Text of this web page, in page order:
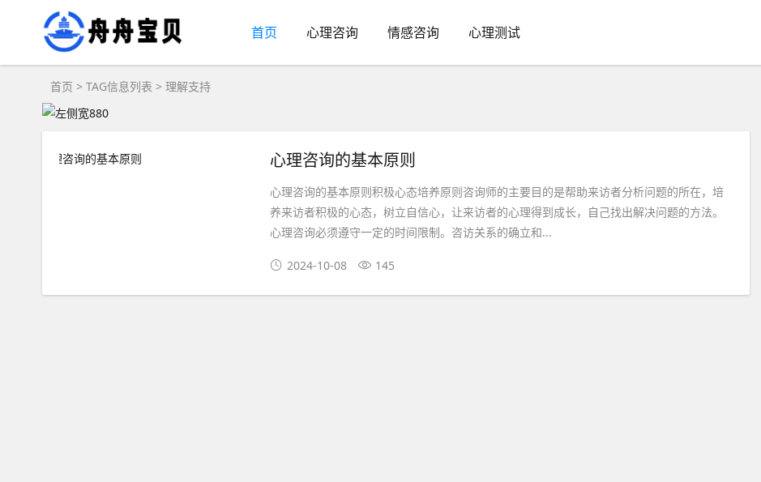
首页 心理咨询 情感咨询 心理测试
首页 > TAG信息列表 > 理解支持
心理咨询的基本原则
心理咨询的基本原则积极心态培养原则咨询师的主要目的是帮助来访者分析问题的所在，培
养来访者积极的心态，树立自信心，让来访者的心理得到成长，自己找出解决问题的方法。
心理咨询必须遵守一定的时间限制。咨访关系的确立和...
2024-10-08 145